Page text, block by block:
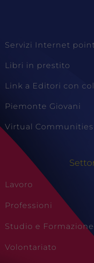
Servizi Internet
Libri in prestito
Link a Editori con
Piemonte Giovani
Virtual Communities
Lavoro
Professioni
Studio e Formazione
Volontariato